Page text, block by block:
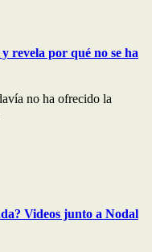
revela por qué no se ha
no ha ofrecido la
Videos junto a Nodal